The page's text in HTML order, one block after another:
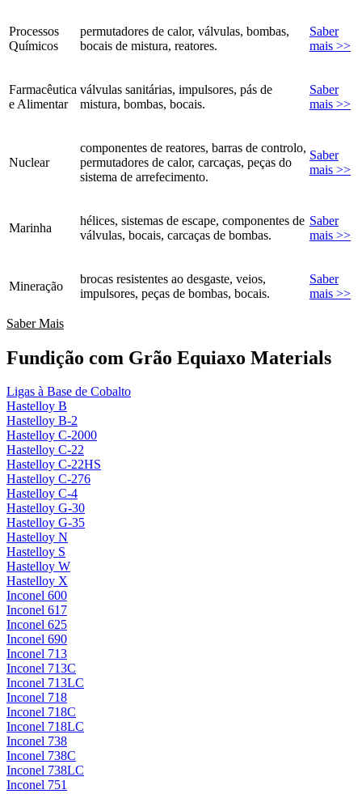
Processos
Químicos
permutadores de calor, válvulas, bombas,
bocais de mistura, reatores.
Saber
mais >>
Farmacêutica
e Alimentar
válvulas sanitárias, impulsores, pás de
mistura, bombas, bocais.
Saber
mais >>
Nuclear
componentes de reatores, barras de controlo,
permutadores de calor, carcaças, peças do
sistema de arrefecimento.
Saber
mais >>
Marinha
hélices, sistemas de escape, componentes de
válvulas, bocais, carcaças de bombas.
Saber
mais >>
Mineração
brocas resistentes ao desgaste, veios,
impulsores, peças de bombas, bocais.
Saber
mais >>
Saber Mais
Fundição com Grão Equiaxo Materials
Ligas à Base de Cobalto
Hastelloy B
Hastelloy B-2
Hastelloy C-2000
Hastelloy C-22
Hastelloy C-22HS
Hastelloy C-276
Hastelloy C-4
Hastelloy G-30
Hastelloy G-35
Hastelloy N
Hastelloy S
Hastelloy W
Hastelloy X
Inconel 600
Inconel 617
Inconel 625
Inconel 690
Inconel 713
Inconel 713C
Inconel 713LC
Inconel 718
Inconel 718C
Inconel 718LC
Inconel 738
Inconel 738C
Inconel 738LC
Inconel 751